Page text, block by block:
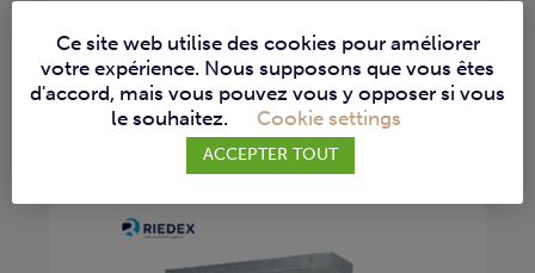
RIEDEX – ASPIRATION
DM-250
ASPIRATEURS D'ATELIER
La DM-250 de Riedex est une unité
Ce site web utilise des cookies pour améliorer
votre expérience. Nous supposons que vous êtes
d'accord, mais vous pouvez vous y opposer si vous
le souhaitez.
Cookie settings
ACCEPTER TOUT